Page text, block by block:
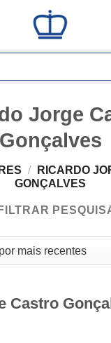
Jorge
Gonçalves
/
RICARDO
GONÇALVES
FILTRAR
Castro